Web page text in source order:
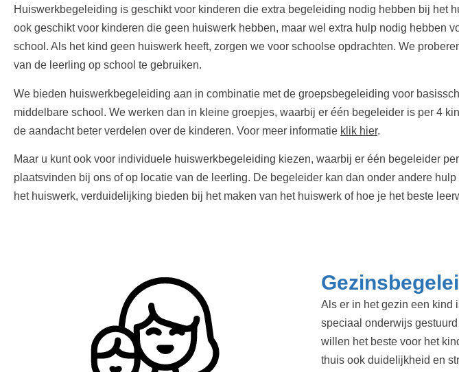
Huiswerkbegeleiding is geschikt voor kinderen die extra begeleiding nodig hebben bij het
ook geschikt voor kinderen die geen huiswerk hebben, maar wel extra hulp nodig hebben
school. Als het kind geen huiswerk heeft, zorgen we voor schoolse opdrachten. We
van de leerling op school te gebruiken.
We bieden huiswerkbegeleiding aan in combinatie met de groepsbegeleiding voor
middelbare school. We werken dan in kleine groepjes, waarbij er één begeleider is per 4
de aandacht beter verdelen over de kinderen. Voor meer informatie klik hier.
Maar u kunt ook voor individuele huiswerkbegeleiding kiezen, waarbij er één begeleider
plaatsvinden bij ons of op locatie van de leerling. De begeleider kan dan onder andere
het huiswerk, verduidelijking bieden bij het maken van het huiswerk of hoe je het beste
Als er in het gezin een kind
speciaal onderwijs
willen het beste voor het
thuis ook duidelijkheid en